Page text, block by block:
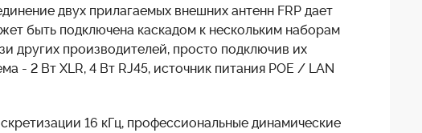
двух прилагаемых внешних антенн FRP дает
быть подключена каскадом к нескольким наборам
других производителей, просто подключив их
- 2 Вт XLR, 4 Вт RJ45, источник питания POE / LAN
16 кГц, профессиональные динамические